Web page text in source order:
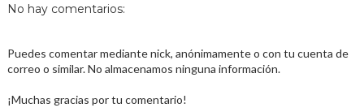
No hay comentarios:
Puedes comentar mediante nick, anónimamente o con tu cuenta de
correo o similar. No almacenamos ninguna información.
¡Muchas gracias por tu comentario!